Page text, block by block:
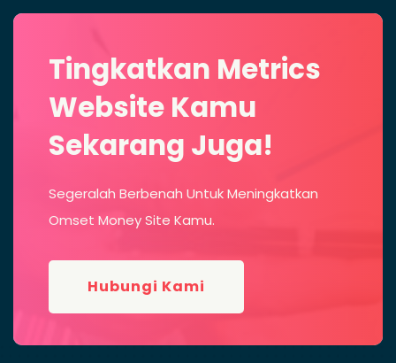
Tingkatkan Metrics
Website Kamu
Sekarang Juga!
Segeralah Berbenah Untuk Meningkatkan
Omset Money Site Kamu.
Hubungi Kami